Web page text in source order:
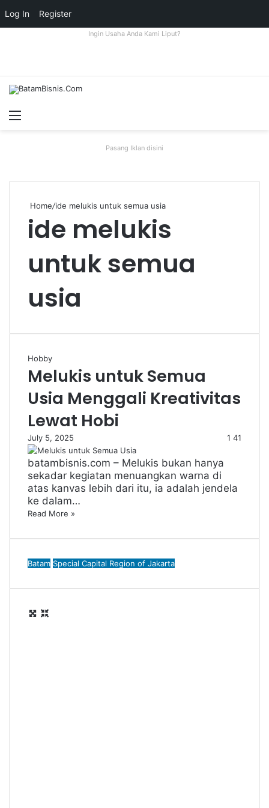
Log In Register
Ingin Usaha Anda Kami Liput?
Pasang Iklan disini
Home/ide melukis untuk semua usia
ide melukis
untuk semua
usia
Hobby
Melukis untuk Semua
Usia Menggali Kreativitas
Lewat Hobi
July 5, 2025 1 41
batambisnis.com – Melukis bukan hanya
sekadar kegiatan menuangkan warna di
atas kanvas lebih dari itu, ia adalah jendela
ke dalam…
Read More »
Batam Special Capital Region of Jakarta